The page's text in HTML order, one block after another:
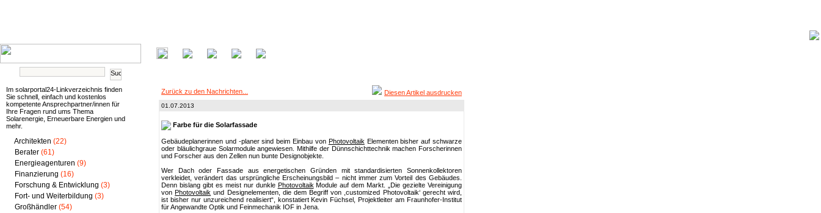
Im solarportal24-Linkverzeichnis finden
Sie schnell, einfach und kostenlos
kompetente Ansprechpartner/innen für
Ihre Fragen rund ums Thema
Solarenergie, Erneuerbare Energien und
mehr.
Architekten (22)
Berater (61)
Energieagenturen (9)
Finanzierung (16)
Forschung & Entwicklung (3)
Fort- und Weiterbildung (3)
Großhändler (54)
Zurück zu den Nachrichten... Diesen Artikel ausdrucken
01.07.2013
Farbe für die Solarfassade
Gebäudeplanerinnen und -planer sind beim Einbau von Photovoltaik Elementen bisher auf schwarze
oder bläulichgraue Solarmodule angewiesen. Mithilfe der Dünnschichttechnik machen Forscherinnen
und Forscher aus den Zellen nun bunte Designobjekte.
Wer Dach oder Fassade aus energetischen Gründen mit standardisierten Sonnenkollektoren
verkleidet, verändert das ursprüngliche Erscheinungsbild – nicht immer zum Vorteil des Gebäudes.
Denn bislang gibt es meist nur dunkle Photovoltaik Module auf dem Markt. „Die gezielte Vereinigung
vonPhotovoltaik und Designelementen, die dem Begriff von ,customized Photovoltaik‘ gerecht wird,
ist bisher nur unzureichend realisiert“, konstatiert Kevin Füchsel, Projektleiter am Fraunhofer-Institut
für Angewandte Optik und Feinmechanik IOF in Jena.